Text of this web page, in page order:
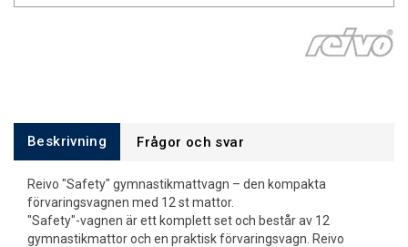
Beskrivning Frågor och svar
Reivo "Safety" gymnastikmattvagn – den kompakta
förvaringsvagnen med 12 st mattor.
"Safety"-vagnen är ett komplett set och består av 12
gymnastikmattor och en praktisk förvaringsvagn. Reivo